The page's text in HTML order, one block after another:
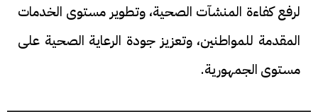
لرفع كفاءة المنشآت الصحية، وتطوير مستوى الخدمات
المقدمة للمواطنين، وتعزيز جودة الرعاية الصحية على
مستوى الجمهورية.